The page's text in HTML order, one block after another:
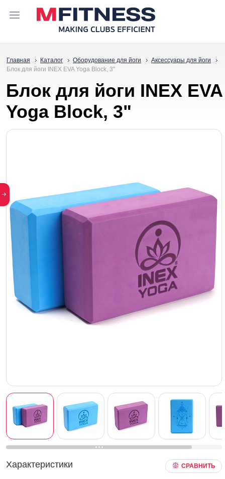
Главная Каталог Оборудование для йоги
Аксессуары для йоги
Блок для йоги INEX EVA Yoga Block, 3"
Блок для йоги INEX EVA
Yoga Block, 3"
Характеристики СРАВНИТЬ